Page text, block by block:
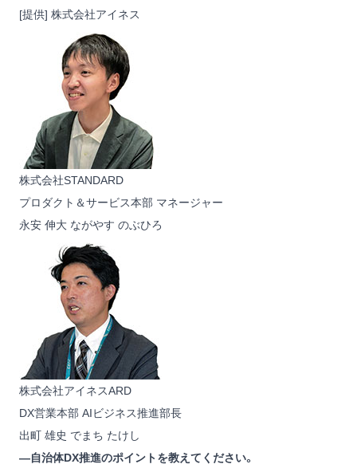
[提供] 株式会社アイネス
株式会社STANDARD
プロダクト＆サービス本部 マネージャー
永安 伸大 ながやす のぶひろ
株式会社アイネスARD
DX営業本部 AIビジネス推進部長
出町 雄史 でまち たけし
―自治体DX推進のポイントを教えてください。